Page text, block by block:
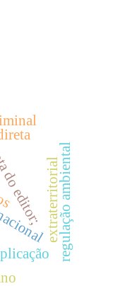
extraterritorialregulação ambiental